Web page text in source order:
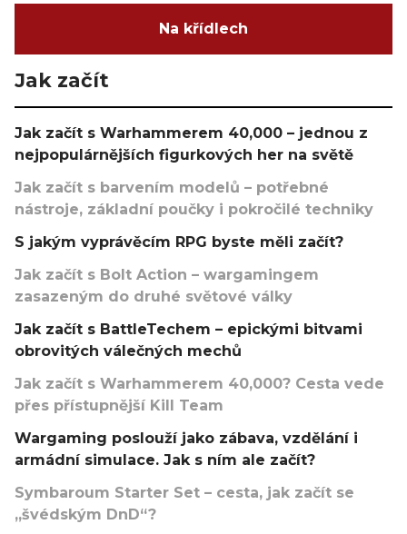
Na křídlech
Jak začít
Jak začít s Warhammerem 40,000 – jednou z
nejpopulárnějších figurkových her na světě
Jak začít s barvením modelů – potřebné
nástroje, základní poučky i pokročilé techniky
S jakým vyprávěcím RPG byste měli začít?
Jak začít s Bolt Action – wargamingem
zasazeným do druhé světové války
Jak začít s BattleTechem – epickými bitvami
obrovitých válečných mechů
Jak začít s Warhammerem 40,000? Cesta vede
přes přístupnější Kill Team
Wargaming poslouží jako zábava, vzdělání i
armádní simulace. Jak s ním ale začít?
Symbaroum Starter Set – cesta, jak začít se
„švédským DnD“?